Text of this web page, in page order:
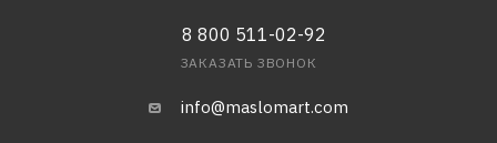
8 800 511-02-92
ЗАКАЗАТЬ ЗВОНОК
info@maslomart.com